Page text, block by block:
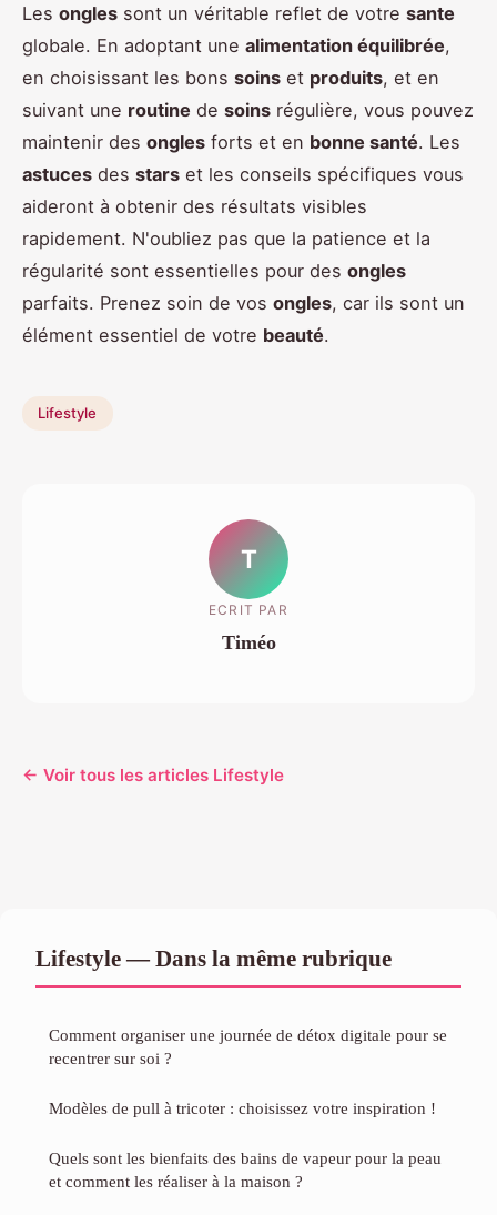
Les ongles sont un véritable reflet de votre sante
globale. En adoptant une alimentation équilibrée,
en choisissant les bons soins et produits, et en
suivant une routine de soins régulière, vous pouvez
maintenir des ongles forts et en bonne santé. Les
astuces des stars et les conseils spécifiques vous
aideront à obtenir des résultats visibles
rapidement. N'oubliez pas que la patience et la
régularité sont essentielles pour des ongles
parfaits. Prenez soin de vos ongles, car ils sont un
élément essentiel de votre beauté.
Lifestyle
T
ECRIT PAR
Timéo
← Voir tous les articles Lifestyle
Lifestyle — Dans la même rubrique
Comment organiser une journée de détox digitale pour se
recentrer sur soi ?
Modèles de pull à tricoter : choisissez votre inspiration !
Quels sont les bienfaits des bains de vapeur pour la peau
et comment les réaliser à la maison ?